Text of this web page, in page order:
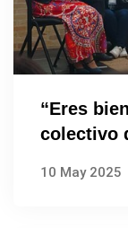
“Eres
colectivo
10 May 2025